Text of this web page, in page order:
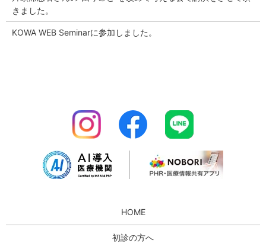
きました。
KOWA WEB Seminarに参加しました。
HOME
初診の方へ